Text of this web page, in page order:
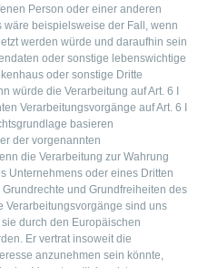
Person oder einer anderen
beispielsweise der Fall, wenn
werden würde und daraufhin sein
oder sonstige lebenswichtige
oder sonstige Dritte
würde die Verarbeitung auf Art. 6 I
Verarbeitungsvorgänge auf Art. 6 I
basieren
der vorgenannten
die Verarbeitung zur Wahrung
Unternehmens oder eines Dritten
und Grundfreiheiten des
Verarbeitungsvorgänge sind uns
durch den Europäischen
Er vertrat insoweit die
anzunehmen sein könnte,